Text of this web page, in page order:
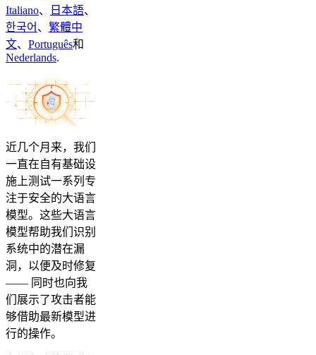
Italiano、 日本語、
한국어 、 繁體中
文、 Português和
Nederlands.
近几个月来，我们
一直在自有基础设
施上测试一系列专
注于安全的大语言
模型。这些大语言
模型帮助我们识别
系统中的潜在漏
洞，以便及时修复
—— 同时也向我
们展示了攻击者能
够借助最新模型进
行的操作。